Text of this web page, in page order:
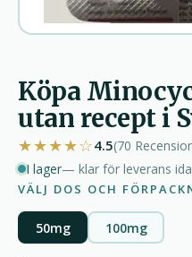
Köpa
utan recept i
★★★★☆4.5(70
I lager— klar för leverans
VÄLJ DOS OCH
50mg 100mg